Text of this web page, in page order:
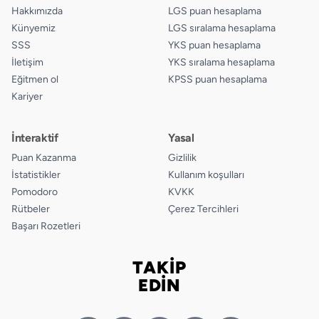
Hakkımızda
Künyemiz
SSS
İletişim
Eğitmen ol
Kariyer
LGS puan hesaplama
LGS sıralama hesaplama
YKS puan hesaplama
YKS sıralama hesaplama
KPSS puan hesaplama
İnteraktif
Puan Kazanma
İstatistikler
Pomodoro
Rütbeler
Başarı Rozetleri
Yasal
Gizlilik
Kullanım koşulları
KVKK
Çerez Tercihleri
TAKİP
EDİN